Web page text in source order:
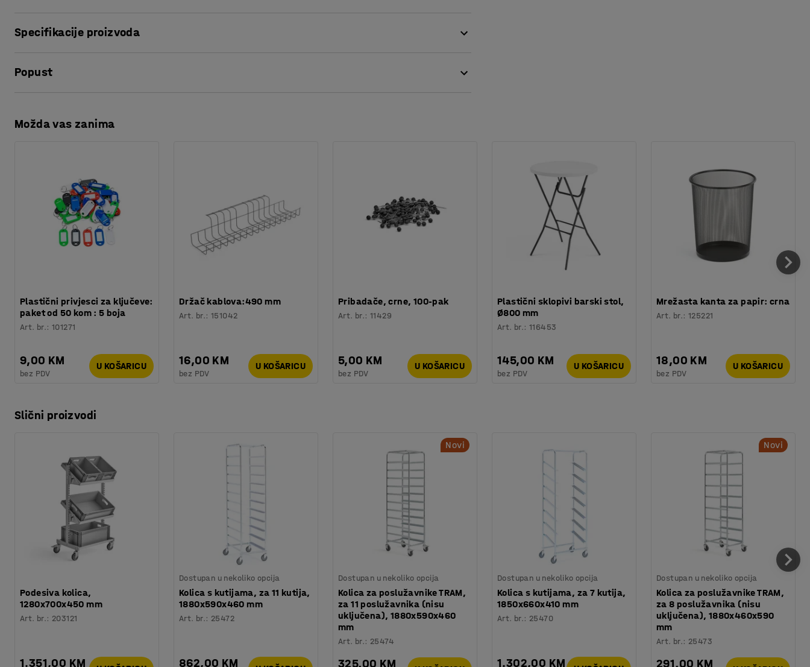
Specifikacije proizvoda
Širina: 695
Shelf depth
mm
Kante: Bez kutije za spremanje
Broj kanti za smeće: 0
Broj polica: 3
Nosivost police: 50 kg
Potreban broj osoba: 1
Procjena vremena : 30
Popust
Preuzmite upute za održavanjen
Možda vas zanima
Plastični privjesci za ključeve:
paket od 50 kom : 5 boja
Art. br.:101271
9,00 KM
bez PDV
U KOŠARICU
Držač kablova:490 mm
Art. br.:151042
16,00 KM
bez PDV
U KOŠARICU
Pribadače, crne, 100-pak
Art. br.:11429
5,00 KM
bez PDV
U KOŠARICU
Plastični sklopivi barski stol,
Ø800 mm
Art. br.:116453
145,00 KM
bez PDV
U KOŠARICU
Mrežasta kanta za papir: crna
Art. br.:125221
18,00 KM
bez PDV
U KOŠARICU
Slični proizvodi
Podesiva kolica,
1280x700x450 mm
Art. br.: 203121
1.351,00 KM
Dostupan u nekoliko opcija
Kolica s kutijama, za 11 kutija,
1880x590x460 mm
Art. br.: 25472
862,00 KM
Novi
Dostupan u nekoliko opcija
Kolica za poslužavnike TRAM,
za 11 poslužavnika (nisu
uključena), 1880x590x460
mm
Art. br.: 25474
325,00 KM
Dostupan u nekoliko opcija
Kolica s kutijama, za 7 kutija,
1850x660x410 mm
Art. br.: 25470
1.302,00 KM
Novi
Dostupan u nekoliko opcija
Kolica za poslužavnike TRAM,
za 8 poslužavnika (nisu
uključena), 1880x460x590
mm
Art. br.: 25473
291,00 KM